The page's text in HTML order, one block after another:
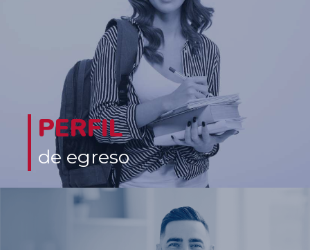
PERFIL
de egreso
El especialista en Gerencia del Talento Humano para la Innovación
Organizacional de la Universidad del Rosario podrá desempeñarse
en empresas y organizaciones privadas o públicas con